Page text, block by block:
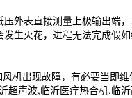
外表直接测量上极输出端
生火花，进程无法完成假
机出现故障，有必要当即维
超声波,临沂医疗热合机,临